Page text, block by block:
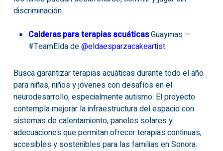
discriminación.
Calderas para terapias acuáticasGuaymas —
#TeamElda de@eldaesparzacakeartist
Busca garantizar terapias acuáticas durante todo el año
para niñas, niños y jóvenes con desafíos en el
neurodesarrollo, especialmente autismo. El proyecto
contempla mejorar la infraestructura del espacio con
sistemas de calentamiento, paneles solares y
adecuaciones que permitan ofrecer terapias continuas,
accesibles y sostenibles para las familias en Sonora.